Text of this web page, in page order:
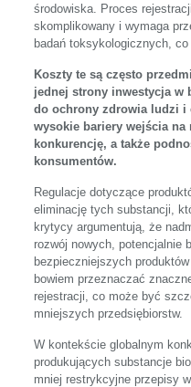
środowiska. Proces
skomplikowany i wymaga
badań toksykologicznych,
Koszty te są często
jednej strony inwestycja w
do ochrony zdrowia ludzi i
wysokie bariery wejścia na
konkurencję, a także
konsumentów.
Regulacje dotyczące
eliminację tych substancji,
krytycy argumentują, że
rozwój nowych, potencjalnie
bezpieczniejszych
bowiem przeznaczać
rejestracji, co może być
mniejszych przedsiębiorstw.
W kontekście globalnym
produkujących substancje
mniej restrykcyjne przepisy